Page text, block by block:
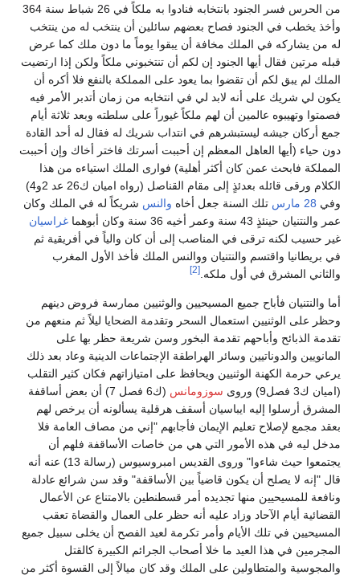
من الحرس فسر الجنود بانتخابه فنادوا به ملكاً في 26 شباط سنة 364
وأخذ يخطب في الجنود فصاح بعضهم سائلين أن ينتخب له من ينتخب
له من يشاركه في الملك مخافة أن يبقوا يوماً ما دون ملك كما عرض
قبله مرتين فقال أيها الجنود إن لكم أن تنتخبوني ملكاً ولكن إذا ارتضيت
الملك لم يبق لكم أن تقضوا بما يعود على المملكة بالنفع فلا أكره أن
يكون لي شريك على أنه لابد لي في انتخابه من زمان أتدبر الأمر فيه
فصمتوا وتهيبوه عالمين أن لهم ملكاً غيوراً على سلطته وبعد ثلاثة أيام
جمع أركان جيشه ليستبشرهم في انتداب شريك له فقال له أحد القادة
دون حياء (أيها العاهل المعظم إن أحببت أسرتك فاختر أخاك وإن أحببت
المملكة فابحث عمن كان أكثر أهلية) فوارى الملك استياءه من هذا
الكلام ورقى قائله بعدئذٍ إلى مقام القناصل (رواه اميان ك26 عد 2و4)
وفي 28 مارس تلك السنة جعل أخاه والنس شريكاً له في الملك وكان
عمر والنتنيان حينئذٍ 43 سنة وعمر أخيه 36 سنة وكان أبوهما
غراسيان
غير حسيب لكنه ترقى في المناصب إلى أن كان والياً في أفريقية ثم
في بريطانيا واقتسم والنتنيان ووالنس الملك فأخذ الأول المغرب
والثاني المشرق في أول ملكه. [2]
أما والنتنيان فأباح جميع المسيحيين والوثنيين ممارسة فروض دينهم
وحظر على الوثنيين استعمال السحر وتقدمة الضحايا ليلاً ثم منعهم من
تقدمة الذبائح وأباحهم تقدمة البخور وسن شريعة حظر بها على
المانويين والدوناتيين وسائر الهراطقة الإجتماعات الدينية وعاد بعد ذلك
يرعي حرمة الكهنة الوثنيين ويحافظ على امتيازاتهم فكان كثير التقلب
(اميان ك3 فصل9) وروى
سوزومانس
(ك6 فصل 7) أن بعض أساقفة
المشرق أرسلوا إليه ايباسيان أسقف هرقلية يسألونه أن يرخص لهم
بعقد مجمع لإصلاح تعليم الإيمان فأجابهم "إني من مصاف العامة فلا
مدخل ليه في هذه الأمور التي هي من خاصات الأساقفة فلهم أن
يجتمعوا حيث شاءوا" وروى القديس امبروسيوس (رسالة 13) عنه أنه
قال "إنه لا يصلح أن يكون قاضياً بين الأساقفة" وقد سن شرائع عادلة
ونافعة للمسيحيين منها تجديده أمر قسطنطين بالامتناع عن الأعمال
القضائية أيام الآحاد وزاد عليه أنه حظر على العمال والقضاة تعقب
المسيحيين في تلك الأيام وأمر تكرمة لعيد الفصح أن يخلى سبيل جميع
المجرمين في هذا العيد ما خلا أصحاب الجرائم الكبيرة كالقتل
والمجوسية والمتطاولين على الملك وقد كان ميالاً إلى القسوة أكثر من